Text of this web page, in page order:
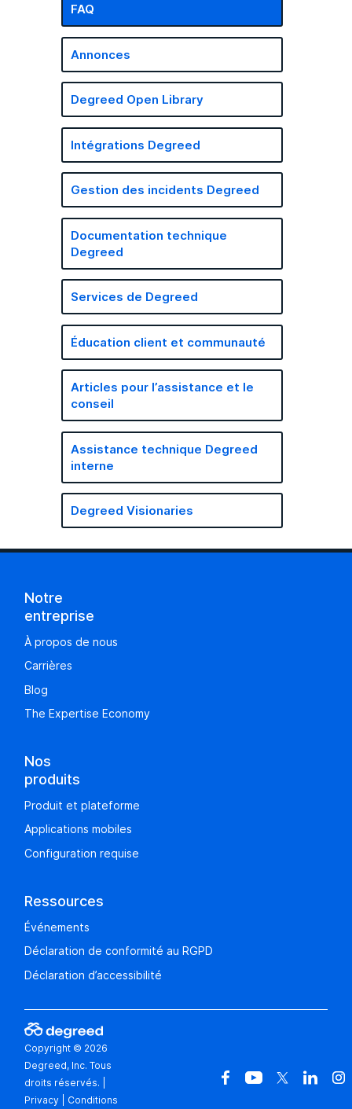
FAQ
Annonces
Degreed Open Library
Intégrations Degreed
Gestion des incidents Degreed
Documentation technique
Degreed
Services de Degreed
Éducation client et communauté
Articles pour l’assistance et le
conseil
Assistance technique Degreed
interne
Degreed Visionaries
Notre
entreprise
À propos de nous
Carrières
Blog
The Expertise Economy
Nos
produits
Produit et plateforme
Applications mobiles
Configuration requise
Ressources
Événements
Déclaration de conformité au RGPD
Déclaration d’accessibilité
Copyright © 2026
Degreed, Inc. Tous
droits réservés.
Privacy
Conditions